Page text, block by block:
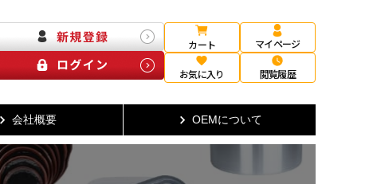
カート マイページ
お気に入り 閲覧履歴
会社概要 OEMについて